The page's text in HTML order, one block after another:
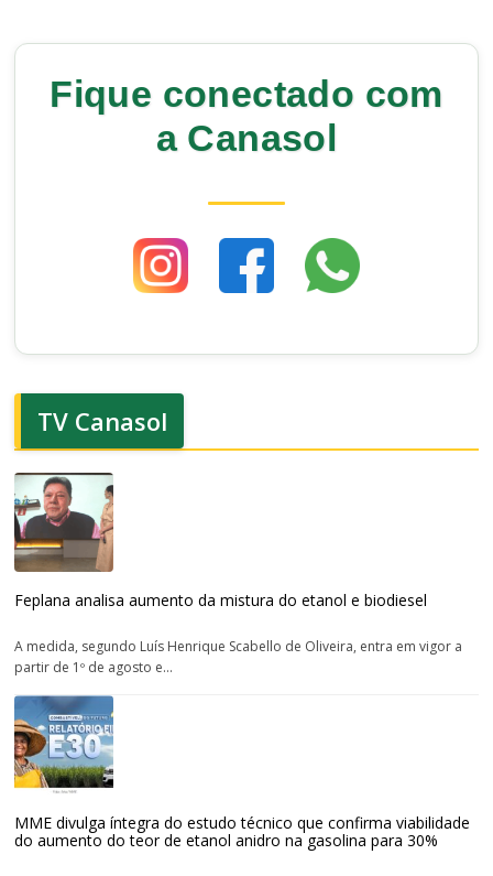
Fique conectado com
a Canasol
TV Canasol
Feplana analisa aumento da mistura do etanol e biodiesel
A medida, segundo Luís Henrique Scabello de Oliveira, entra em vigor a
partir de 1º de agosto e...
MME divulga íntegra do estudo técnico que confirma viabilidade
do aumento do teor de etanol anidro na gasolina para 30%